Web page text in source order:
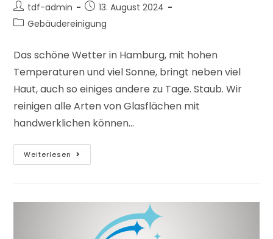
tdf-admin
13. August 2024
Gebäudereinigung
Das schöne Wetter in Hamburg, mit hohen
Temperaturen und viel Sonne, bringt neben viel
Haut, auch so einiges andere zu Tage. Staub. Wir
reinigen alle Arten von Glasflächen mit
handwerklichen können…
Weiterlesen